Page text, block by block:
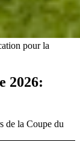
pour la
2026:
de la Coupe du